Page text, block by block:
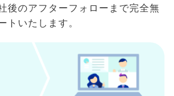
後のアフターフォローまで完全無
トいたします。